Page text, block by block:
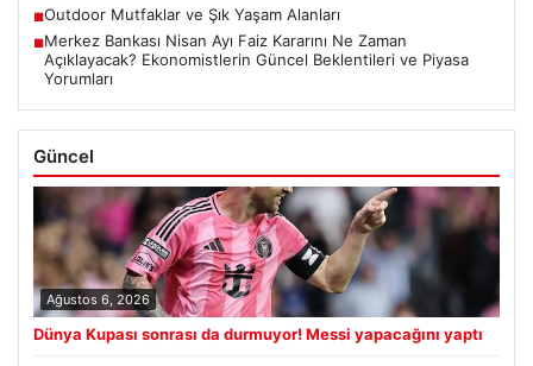
■Outdoor Mutfaklar ve Şık Yaşam Alanları
■Merkez Bankası Nisan Ayı Faiz Kararını Ne Zaman
Açıklayacak? Ekonomistlerin Güncel Beklentileri ve Piyasa
Yorumları
Güncel
Ağustos 6, 2026
Dünya Kupası sonrası da durmuyor! Messi yapacağını yaptı